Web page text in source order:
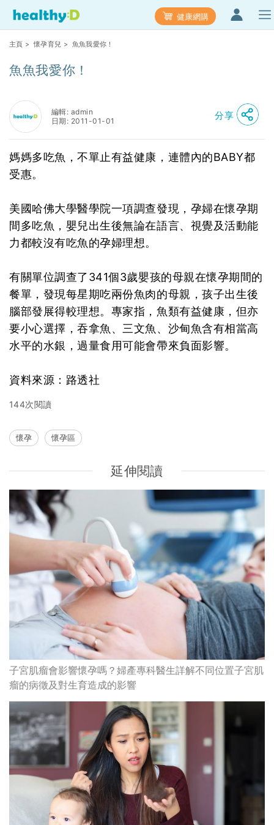
健康網購
主頁 > 懷孕育兒 > 魚魚我愛你！
魚魚我愛你！
編輯: admin
日期: 2011-01-01
分享
媽媽多吃魚，不單止有益健康，連體內的BABY都
受惠。
美國哈佛大學醫學院一項調查發現，孕婦在懷孕期
間多吃魚，嬰兒出生後無論在語言、視覺及活動能
力都較沒有吃魚的孕婦理想。
有關單位調查了341個3歲嬰孩的母親在懷孕期間的
餐單，發現每星期吃兩份魚肉的母親，孩子出生後
腦部發展得較理想。專家指，魚類有益健康，但亦
要小心選擇，吞拿魚、三文魚、沙甸魚含有相當高
水平的水銀，過量食用可能會帶來負面影響。
資料來源：路透社
144次閱讀
懷孕 懷孕區
延伸閱讀
子宮肌瘤會影響懷孕嗎？婦產專科醫生詳解不同位置子宮肌
瘤的病徵及對生育造成的影響